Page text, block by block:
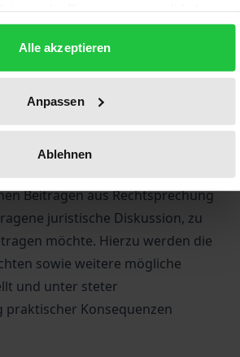
Alle akzeptieren
Anpassen
Ablehnen
in einem Gemeinschaftsbetrieb
bezüglich der Wahlen der
in den mitbestimmten
Trägerunternehmen zu fragen.
Beiträgen aus Rechtsprechung
juristische Diskussion, zu
möchte. Hierzu werden die
sowie weitere mögliche
und unter steter
praktischer Konsequenzen